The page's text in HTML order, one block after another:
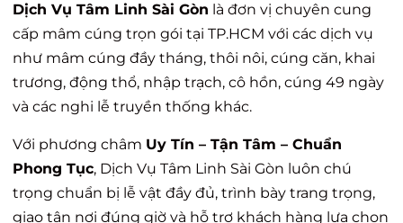
Dịch Vụ Tâm Linh Sài Gòn là đơn vị chuyên cung
cấp mâm cúng trọn gói tại TP.HCM với các dịch vụ
như mâm cúng đầy tháng, thôi nôi, cúng căn, khai
trương, động thổ, nhập trạch, cô hồn, cúng 49 ngày
và các nghi lễ truyền thống khác.
Với phương châm Uy Tín – Tận Tâm – Chuẩn
Phong Tục, Dịch Vụ Tâm Linh Sài Gòn luôn chú
trọng chuẩn bị lễ vật đầy đủ, trình bày trang trọng,
giao tận nơi đúng giờ và hỗ trợ khách hàng lựa chọn